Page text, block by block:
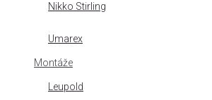
Nikko Stirling
Umarex
Montáže
Leupold